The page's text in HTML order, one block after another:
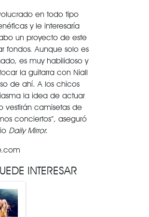
en todo tipo
y le interesaría
un proyecto de este
fondos. Aunque solo es
es muy habilidoso y
la guitarra con Niall
de ahí. A los chicos
la idea de actuar
vestirán camisetas de
conciertos”, aseguró
Daily Mirror.
INTERESAR